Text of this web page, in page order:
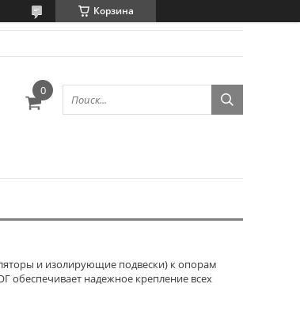
Корзина
и изолирующие подвески) к опорам
обеспечивает надежное крепление всех